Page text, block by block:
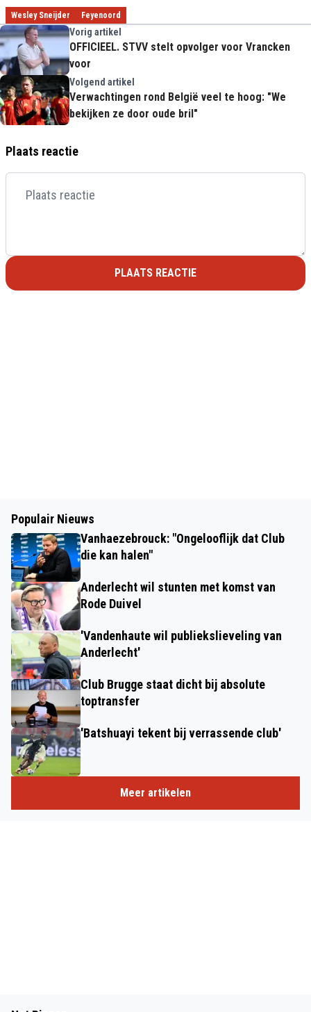
Wesley Sneijder Feyenoord
Vorig artikel
OFFICIEEL. STVV stelt opvolger voor Vrancken
voor
Volgend artikel
Verwachtingen rond België veel te hoog: "We
bekijken ze door oude bril"
Plaats reactie
PLAATS REACTIE
Populair Nieuws
Vanhaezebrouck: "Ongelooflijk dat Club
die kan halen"
Anderlecht wil stunten met komst van
Rode Duivel
'Vandenhaute wil publiekslieveling van
Anderlecht'
Club Brugge staat dicht bij absolute
toptransfer
'Batshuayi tekent bij verrassende club'
Meer artikelen